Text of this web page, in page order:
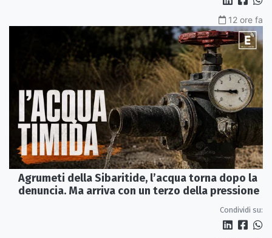
12 ore fa
Agrumeti della Sibaritide, l’acqua torna dopo la
denuncia. Ma arriva con un terzo della pressione
Condividi su: